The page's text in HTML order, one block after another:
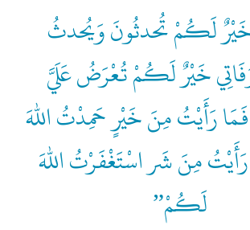
لَكُمْ تُحدثُونَ وَيُحدثُ
خَيْرٌ لَكُمْ تُعْرَضُ عَلَيَّ
رَأَيْتُ مِنَ خَيْرٍ حَمِدْتُ اللهَ
مِنَ شَر اسْتَغْفَرْتُ اللهَ
لَكُمْ”